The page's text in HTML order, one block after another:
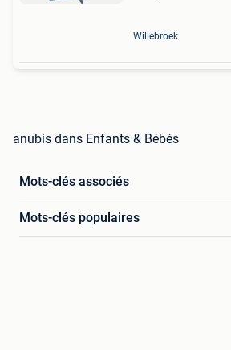
Willebroek
anubis dans Enfants & Bébés
Mots-clés associés
Mots-clés populaires